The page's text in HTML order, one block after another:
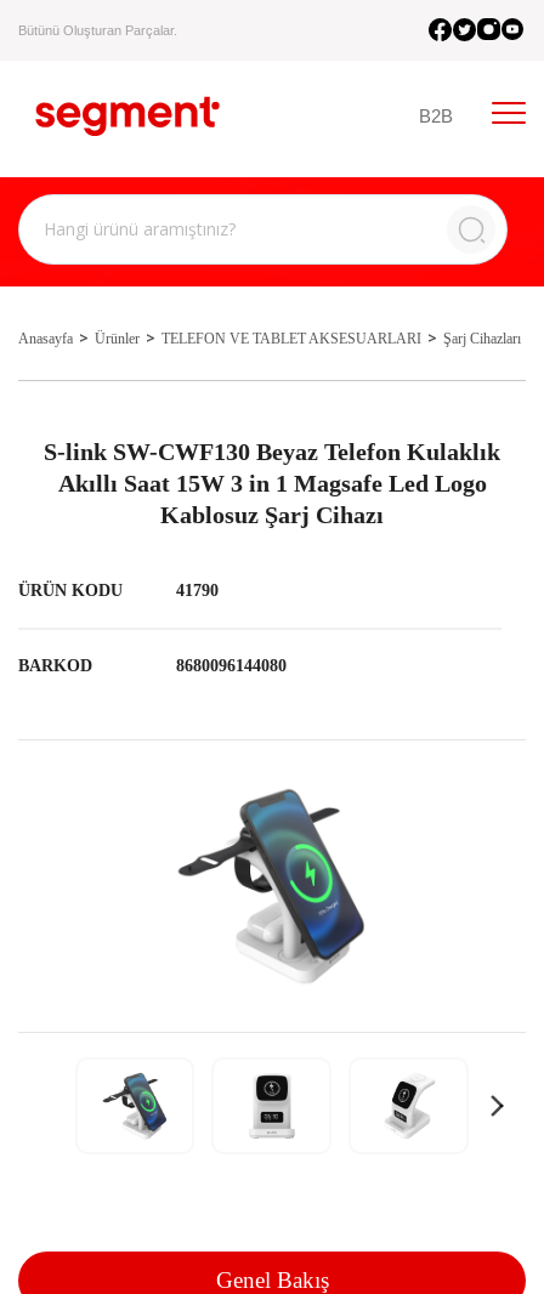
Bütünü Oluşturan Parçalar.
B2B
Anasayfa Ürünler TELEFON VE TABLET AKSESUARLARI Şarj Cihazları
S-link SW-CWF130 Beyaz Telefon Kulaklık
Akıllı Saat 15W 3 in 1 Magsafe Led Logo
Kablosuz Şarj Cihazı
ÜRÜN KODU 41790
BARKOD 8680096144080
Genel Bakış